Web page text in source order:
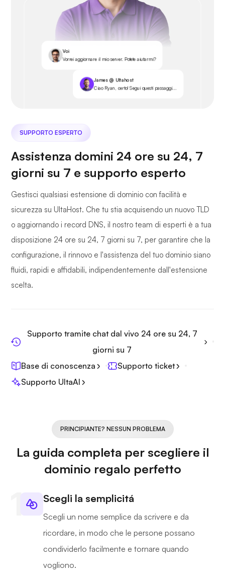
Voi
Vorrei aggiornare il mio server. Potete aiutarmi?
James @ Ultahost
Ciao Ryan, certo! Segui questi passaggi...
SUPPORTO ESPERTO
Assistenza domini 24 ore su 24, 7
giorni su 7 e supporto esperto
Gestisci qualsiasi estensione di dominio con facilità e
sicurezza su UltaHost. Che tu stia acquisendo un nuovo TLD
o aggiornando i record DNS, il nostro team di esperti è a tua
disposizione 24 ore su 24, 7 giorni su 7, per garantire che la
configurazione, il rinnovo e l'assistenza del tuo dominio siano
fluidi, rapidi e affidabili, indipendentemente dall'estensione
scelta.
Supporto tramite chat dal vivo 24 ore su 24, 7
giorni su 7
Base di conoscenza
Supporto ticket
Supporto UltaAI
PRINCIPIANTE? NESSUN PROBLEMA
La guida completa per scegliere il
dominio regalo perfetto
Scegli la semplicitá
Scegli un nome semplice da scrivere e da
ricordare, in modo che le persone possano
condividerlo facilmente e tornare quando
vogliono.